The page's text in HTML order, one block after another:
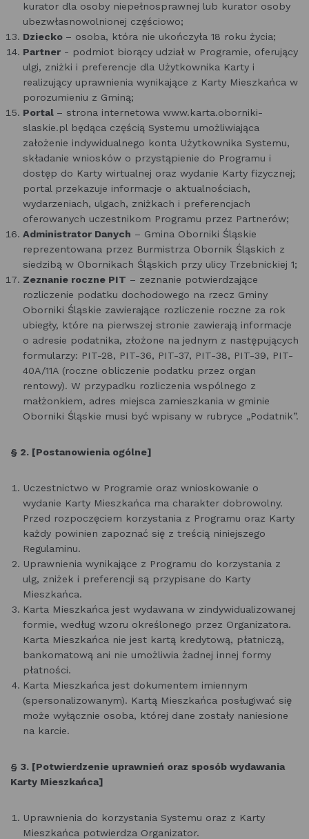
kurator dla osoby niepełnosprawnej lub kurator osoby
ubezwłasnowolnionej częściowo;
Dziecko – osoba, która nie ukończyła 18 roku życia;
Partner - podmiot biorący udział w Programie, oferujący
ulgi, zniżki i preferencje dla Użytkownika Karty i
realizujący uprawnienia wynikające z Karty Mieszkańca w
porozumieniu z Gminą;
Portal – strona internetowa www.karta.oborniki-
slaskie.pl będąca częścią Systemu umożliwiająca
założenie indywidualnego konta Użytkownika Systemu,
składanie wniosków o przystąpienie do Programu i
dostęp do Karty wirtualnej oraz wydanie Karty fizycznej;
portal przekazuje informacje o aktualnościach,
wydarzeniach, ulgach, zniżkach i preferencjach
oferowanych uczestnikom Programu przez Partnerów;
Administrator Danych – Gmina Oborniki Śląskie
reprezentowana przez Burmistrza Obornik Śląskich z
siedzibą w Obornikach Śląskich przy ulicy Trzebnickiej 1;
Zeznanie roczne PIT – zeznanie potwierdzające
rozliczenie podatku dochodowego na rzecz Gminy
Oborniki Śląskie zawierające rozliczenie roczne za rok
ubiegły, które na pierwszej stronie zawierają informacje
o adresie podatnika, złożone na jednym z następujących
formularzy: PIT-28, PIT-36, PIT-37, PIT-38, PIT-39, PIT-
40A/11A (roczne obliczenie podatku przez organ
rentowy). W przypadku rozliczenia wspólnego z
małżonkiem, adres miejsca zamieszkania w gminie
Oborniki Śląskie musi być wpisany w rubryce „Podatnik”.
§ 2. [Postanowienia ogólne]
Uczestnictwo w Programie oraz wnioskowanie o
wydanie Karty Mieszkańca ma charakter dobrowolny.
Przed rozpoczęciem korzystania z Programu oraz Karty
każdy powinien zapoznać się z treścią niniejszego
Regulaminu.
Uprawnienia wynikające z Programu do korzystania z
ulg, zniżek i preferencji są przypisane do Karty
Mieszkańca.
Karta Mieszkańca jest wydawana w zindywidualizowanej
formie, według wzoru określonego przez Organizatora.
Karta Mieszkańca nie jest kartą kredytową, płatniczą,
bankomatową ani nie umożliwia żadnej innej formy
płatności.
Karta Mieszkańca jest dokumentem imiennym
(spersonalizowanym). Kartą Mieszkańca posługiwać się
może wyłącznie osoba, której dane zostały naniesione
na karcie.
§ 3. [Potwierdzenie uprawnień oraz sposób wydawania
Karty Mieszkańca]
Uprawnienia do korzystania Systemu oraz z Karty
Mieszkańca potwierdza Organizator.